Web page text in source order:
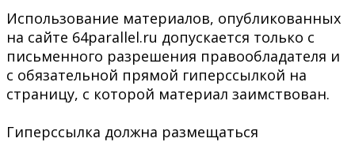
Использование материалов, опубликованных
на сайте 64parallel.ru допускается только с
письменного разрешения правообладателя и
с обязательной прямой гиперссылкой на
страницу, с которой материал заимствован.
Гиперссылка должна размещаться